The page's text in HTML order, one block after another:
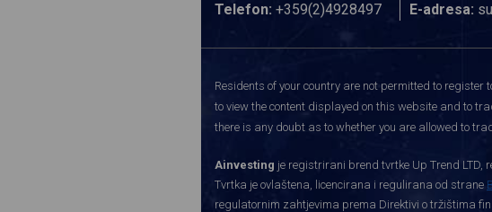
Telefon: +359(2)4928497 E-adresa:
Residents of your country are not permitted to register
to view the content displayed on this website and to
there is any doubt as to whether you are allowed to
Ainvesting je registrirani brend tvrtke Up Trend LTD,
Tvrtka je ovlaštena, licencirana i regulirana od strane
regulatornim zahtjevima prema Direktivi o tržištima